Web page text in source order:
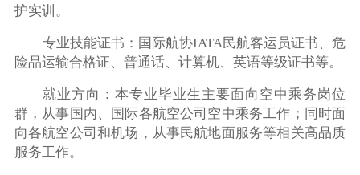
护实训。
专业技能证书：国际航协IATA民航客运员证书、危
险品运输合格证、普通话、计算机、英语等级证书等。
就业方向：本专业毕业生主要面向空中乘务岗位
群，从事国内、国际各航空公司空中乘务工作；同时面
向各航空公司和机场，从事民航地面服务等相关高品质
服务工作。